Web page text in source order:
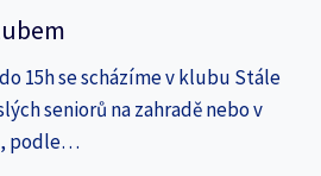
15h se scházíme v klubu Stále
seniorů na zahradě nebo v
podle…